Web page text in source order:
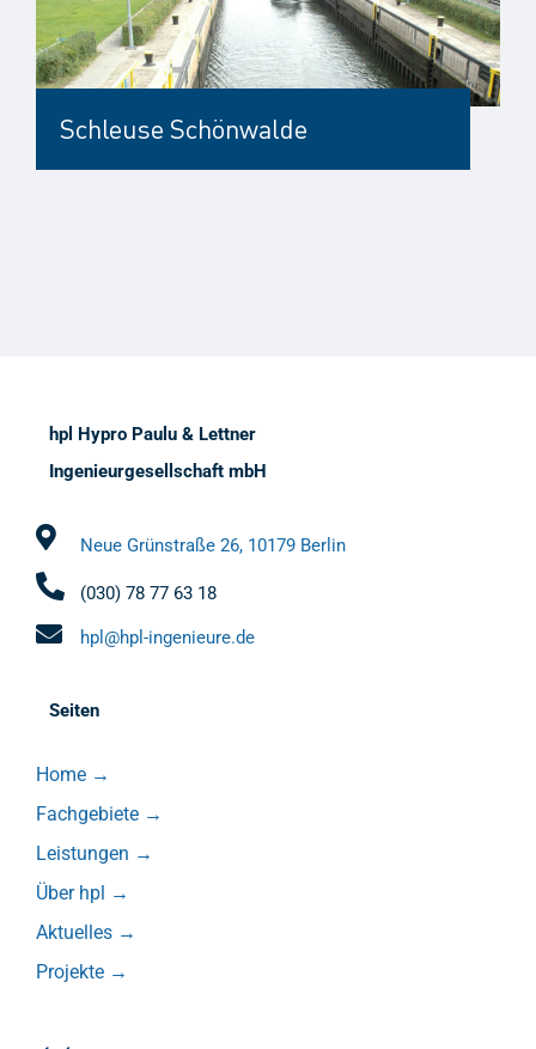
Schleuse Schönwalde
hpl Hypro Paulu & Lettner
Ingenieurgesellschaft mbH
Neue Grünstraße 26, 10179 Berlin
(030) 78 77 63 18
hpl@hpl-ingenieure.de
Seiten
Home →
Fachgebiete →
Leistungen →
Über hpl →
Aktuelles →
Projekte →